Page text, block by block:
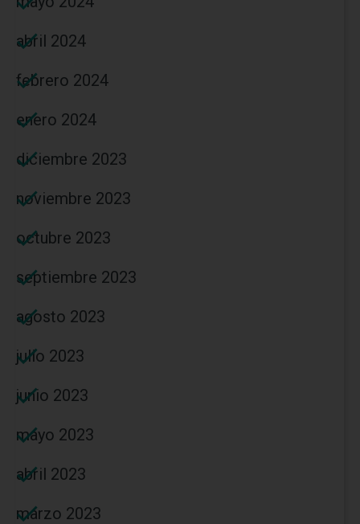
abril 2024
febrero 2024
enero 2024
diciembre 2023
noviembre 2023
octubre 2023
septiembre 2023
agosto 2023
julio 2023
junio 2023
mayo 2023
abril 2023
marzo 2023